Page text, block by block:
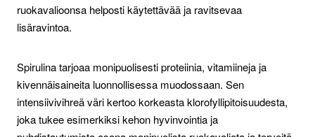
ruokavalioonsa helposti käytettävää ja ravitsevaa
lisäravintoa.
Spirulina tarjoaa monipuolisesti proteiinia, vitamiineja ja
kivennäisaineita luonnollisessa muodossaan. Sen
intensiivivihreä väri kertoo korkeasta klorofyllipitoisuudesta,
joka tukee esimerkiksi kehon hyvinvointia ja